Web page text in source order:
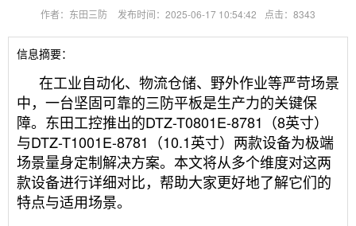
作者：东田三防 发布时间：2025-06-17 10:54:42 点击：8343
信息摘要：
在工业自动化、物流仓储、野外作业等严苛场景
中，一台坚固可靠的三防平板是生产力的关键保
障。东田工控推出的DTZ-T0801E-8781（8英寸）
与DTZ-T1001E-8781（10.1英寸）两款设备为极端
场景量身定制解决方案。本文将从多个维度对这两
款设备进行详细对比，帮助大家更好地了解它们的
特点与适用场景。